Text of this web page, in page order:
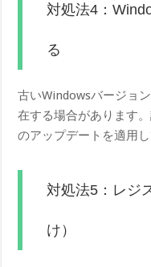
対処法4：
る
古いWindowsバージョ
在する場合があります
のアップデートを適用し
対処法5：レジ
け）